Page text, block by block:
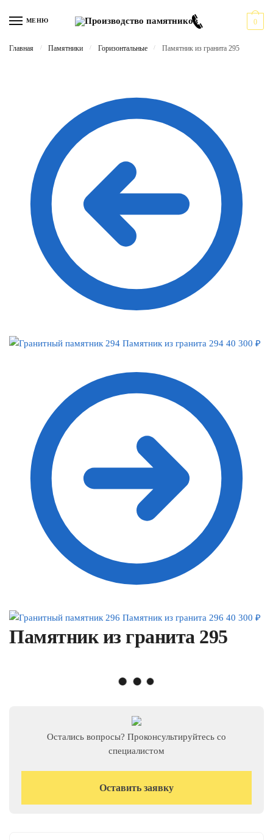
МЕНЮ 0
Главная / Памятники / Горизонтальные / Памятник из гранита 295
Памятник из гранита 294 40 300 ₽
Памятник из гранита 296 40 300 ₽
Памятник из гранита 295
Остались вопросы? Проконсультируйтесь со
специалистом
Оставить заявку